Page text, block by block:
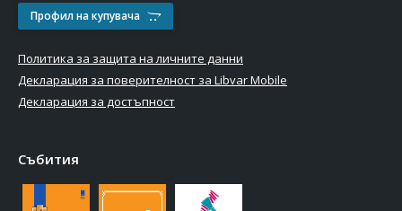
Профил на купувача
Политика за защита на личните данни
Декларация за поверителност за Libvar Mobile
Декларация за достъпност
Събития